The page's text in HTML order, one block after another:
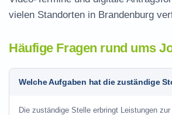
vielen Standorten in Brandenburg
Häufige Fragen rund ums
Welche Aufgaben hat die zuständige
Die zuständige Stelle erbringt Leistungen